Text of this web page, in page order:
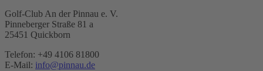
Golf-Club An der Pinnau e. V.
Pinneberger Straße 81 a
25451 Quickborn
Telefon: +49 4106 81800
E-Mail: info@pinnau.de